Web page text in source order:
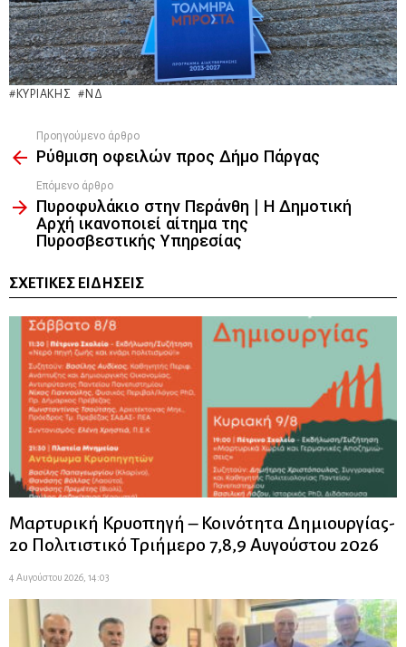
ΚΥΡΙΆΚΗΣ ΝΔ
more
Προηγούμενο άρθρο
Ρύθμιση οφειλών προς Δήμο Πάργας
Επόμενο άρθρο
Πυροφυλάκιο στην Περάνθη | Η Δημοτική
Αρχή ικανοποιεί αίτημα της
Πυροσβεστικής Υπηρεσίας
ΣΧΕΤΙΚΈΣ ΕΙΔΉΣΕΙΣ
Μαρτυρική Κρυοπηγή – Κοινότητα Δημιουργίας-
2ο Πολιτιστικό Τριήμερο 7,8,9 Αυγούστου 2026
4 Αυγούστου 2026, 14:03